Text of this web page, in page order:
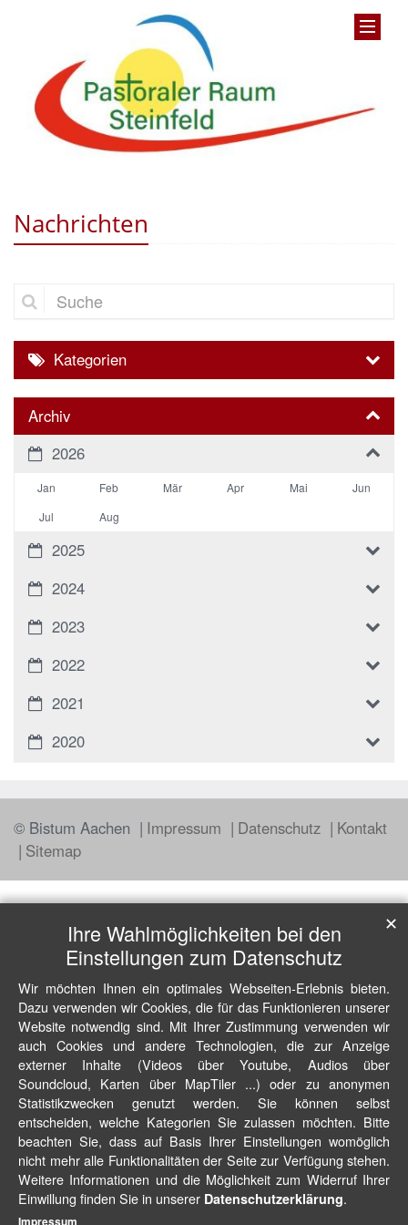
Nachrichten
Suche
Kategorien
Archiv
2026
Jan Feb Mär Apr Mai
Jun
Jul
Aug
2025
2024
2023
2022
2021
2020
© Bistum Aachen Impressum Datenschutz
Kontakt
Sitemap
Ihre Wahlmöglichkeiten bei den
Einstellungen zum Datenschutz
Wir möchten Ihnen ein optimales Webseiten-Erlebnis bieten.
Dazu verwenden wir Cookies, die für das Funktionieren unserer
Website notwendig sind. Mit Ihrer Zustimmung verwenden wir
auch Cookies und andere Technologien, die zur Anzeige
externer Inhalte (Videos über Youtube, Audios über
Soundcloud, Karten über MapTiler ...) oder zu anonymen
Statistikzwecken genutzt werden. Sie können selbst
entscheiden, welche Kategorien Sie zulassen möchten. Bitte
beachten Sie, dass auf Basis Ihrer Einstellungen womöglich
nicht mehr alle Funktionalitäten der Seite zur Verfügung stehen.
Weitere Informationen und die Möglichkeit zum Widerruf Ihrer
Einwillung finden Sie in unserer Datenschutzerklärung.
✕
Impressum